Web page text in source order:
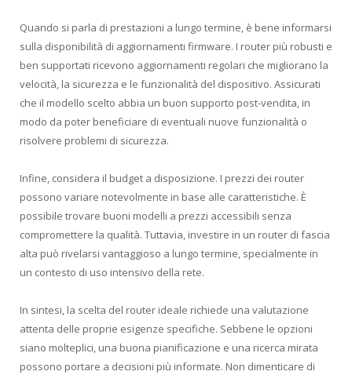
Quando si parla di prestazioni a lungo termine, è bene informarsi
sulla disponibilità di aggiornamenti firmware. I router più robusti e
ben supportati ricevono aggiornamenti regolari che migliorano la
velocità, la sicurezza e le funzionalità del dispositivo. Assicurati
che il modello scelto abbia un buon supporto post-vendita, in
modo da poter beneficiare di eventuali nuove funzionalità o
risolvere problemi di sicurezza.
Infine, considera il budget a disposizione. I prezzi dei router
possono variare notevolmente in base alle caratteristiche. È
possibile trovare buoni modelli a prezzi accessibili senza
compromettere la qualità. Tuttavia, investire in un router di fascia
alta può rivelarsi vantaggioso a lungo termine, specialmente in
un contesto di uso intensivo della rete.
In sintesi, la scelta del router ideale richiede una valutazione
attenta delle proprie esigenze specifiche. Sebbene le opzioni
siano molteplici, una buona pianificazione e una ricerca mirata
possono portare a decisioni più informate. Non dimenticare di